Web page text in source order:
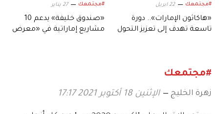
#مجتمعك 22 ابريل
«هاكاثون الإمارات».. دورة
تاسعة تهدف إلى تعزيز التحول
#مجتمعك 27 يناير
«صندوق خليفة» يدعم 10
مشاريع إماراتية في «معرض
#مجتمعك
زهرة الخليج الإثنين 18 أكتوبر 2021 17:17